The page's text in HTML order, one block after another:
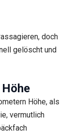
doch
gelöscht und
Höhe, als
vermutlich